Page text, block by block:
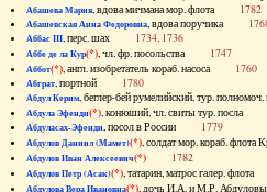
Абашева Мария, вдова мичмана мор. флота 1782
Абашевская Анна Федоровна, вдова поручика
Аббас III, перс. шах 1734, 1736
Аббе де ла Кур(*), чл. фр. посольства 1747
Аббот(*), англ. изобретатель кораб. насоса 1760
Абграт, портной 1780
Абдул Керим, беглер-бей румелийский, тур.
Абдула Эфенди(*), конюший, чл. свиты тур. посла
Абдуласах-Эфенди, посол в России 1779
Абдулов Даниил (Мамет)(*), солдат мор. кораб.
Абдулов Иван Алексеевич(*) 1782
Абдулов Петр (Асак)(*), татарин, матрос галер.
Абдулова Вера Ивановна(*), дочь И.А. и М.Р.